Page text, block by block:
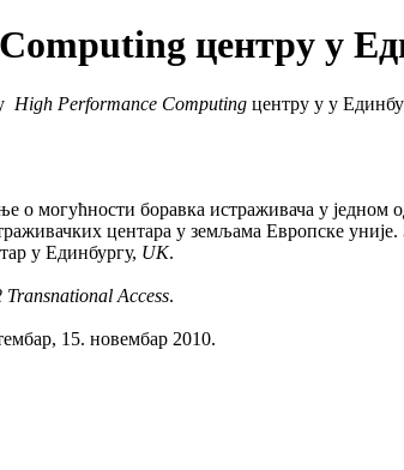
центру у
High Performance Computing центру у у
о могућности боравка истраживача у једном
центара у земљама Европске
у Единбургу, UK.
Access.
15. новембар 2010.